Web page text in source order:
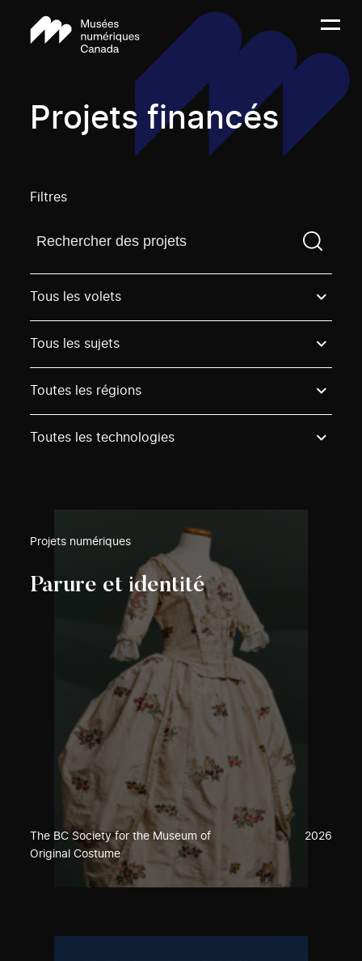
Projets financés
Filtres
Trouvez un projetVous devez saisir un terme de
Tous les volets
Tous les sujets
Toutes les régions
Toutes les technologies
Projets numériques
Parure et identité
The BC Society for the Museum of
Original Costume
2026